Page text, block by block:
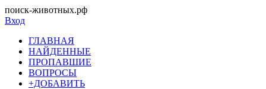
поиск-животных.рф
Вход
ГЛАВНАЯ
НАЙДЕННЫЕ
ПРОПАВШИЕ
ВОПРОСЫ
+ДОБАВИТЬ